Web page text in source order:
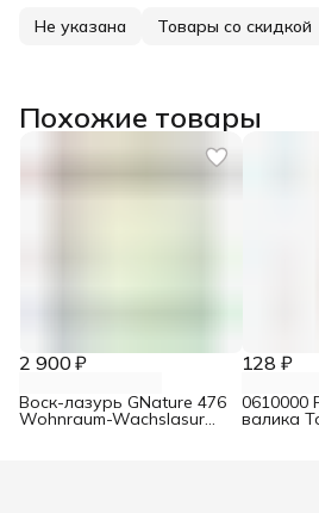
Не указана Товары со скидкой
Похожие товары
2 900 ₽
Воск-лазурь GNature 476
Wohnraum-Wachslasur
128 ₽
0610000
валика